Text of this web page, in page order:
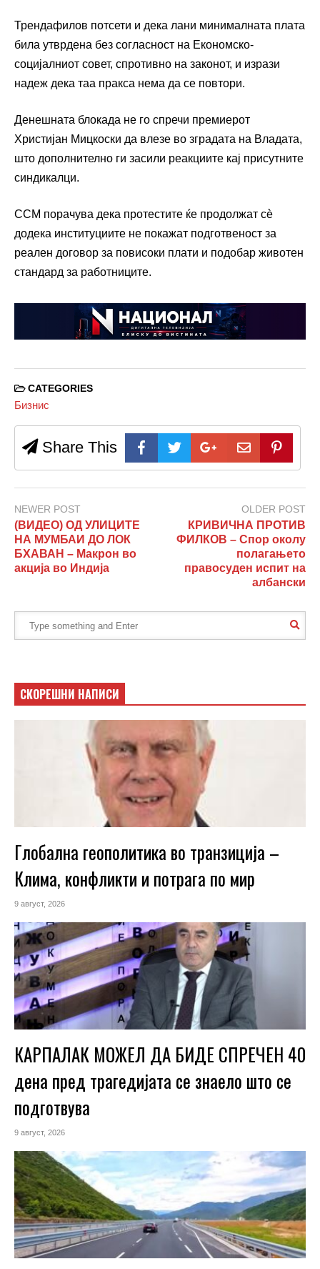
Трендафилов потсети и дека лани минималната плата
била утврдена без согласност на Економско-
социјалниот совет, спротивно на законот, и изрази
надеж дека таа пракса нема да се повтори.
Денешната блокада не го спречи премиерот
Христијан Мицкоски да влезе во зградата на Владата,
што дополнително ги засили реакциите кај присутните
синдикалци.
ССМ порачува дека протестите ќе продолжат сѐ
додека институциите не покажат подготвеност за
реален договор за повисоки плати и подобар животен
стандард за работниците.
CATEGORIES
Бизнис
Share This
NEWER POST
(ВИДЕО) ОД УЛИЦИТЕ
НА МУМБАИ ДО ЛОК
БХАВАН – Макрон во
акција во Индија
OLDER POST
КРИВИЧНА ПРОТИВ
ФИЛКОВ – Спор околу
полагањето
правосуден испит на
албански
СКОРЕШНИ НАПИСИ
Глобална геополитика во транзиција –
Клима, конфликти и потрага по мир
9 август, 2026
КАРПАЛАК МОЖЕЛ ДА БИДЕ СПРЕЧЕН 40
дена пред трагедијата се знаело што се
подготвува
9 август, 2026